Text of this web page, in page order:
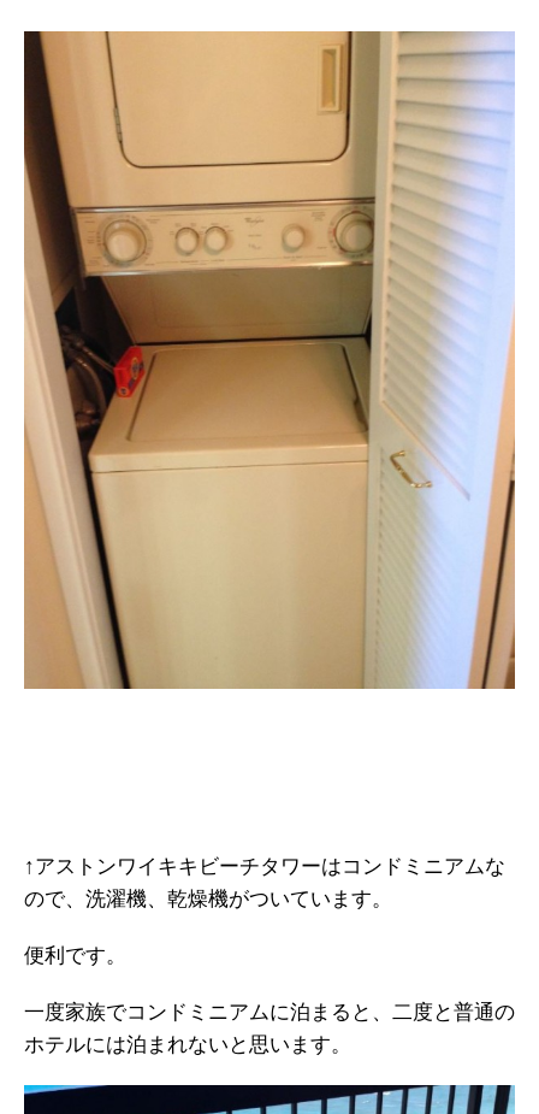
↑アストンワイキキビーチタワーはコンドミニアムな
ので、洗濯機、乾燥機がついています。
便利です。
一度家族でコンドミニアムに泊まると、二度と普通の
ホテルには泊まれないと思います。